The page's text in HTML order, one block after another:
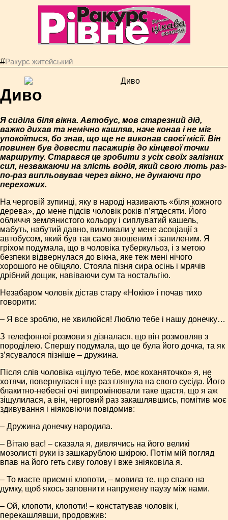
#Ракурс житейський
Диво
Я сиділа біля вікна. Автобус, мов старезний дід,
важко дихав та немічно кашляв, наче конав і не міг
упокоїтися, бо знав, що ще не виконав своєї місії. Він
повинен був довести пасажирів до кінцевої точки
маршруту. Старався це зробити з усіх своїх залізних
сил, незважаючи на злість водія, який свою лють раз-
по-раз випльовував через вікно, не думаючи про
перехожих.
На черговій зупинці, яку в народі називають «біля кожного
дерева», до мене підсів чоловік років п’ятдесяти. Його
обличчя землянистого кольору і сиплуватий кашель,
мабуть, набутий давно, викликали у мене асоціації з
автобусом, який був так само зношеним і запиленим. Я
гріхом подумала, що в чоловіка туберкульоз, і з метою
безпеки відвернулася до вікна, яке теж мені нічого
хорошого не обіцяло. Стояла пізня сира осінь і мрячів
дрібний дощик, навіваючи сум та ностальгію.
Незабаром чоловік дістав стару «Нокію» і почав тихо
говорити:
– Я все зроблю, не хвилюйся! Люблю тебе і нашу донечку…
З телефонної розмови я дізналася, що він розмовляв з
породілею. Спершу подумала, що це була його дочка, та як
з’ясувалося пізніше – дружина.
Після слів чоловіка «цілую тебе, моє коханяточко» я, не
хотячи, повернулася і ще раз глянула на свого сусіда. Його
блакитно-небесні очі випромінювали таке щастя, що я аж
зіщулилася, а він, черговий раз закашлявшись, помітив моє
здивування і ніяковіючи повідомив:
– Дружина донечку народила.
– Вітаю вас! – сказала я, дивлячись на його великі
мозолисті руки із зашкарублою шкірою. Потім мій погляд
впав на його геть сиву голову і вже зніяковіла я.
– То маєте приємні клопоти, – мовила те, що спало на
думку, щоб якось заповнити напружену паузу між нами.
– Ой, клопоти, клопоти! – констатував чоловік і,
перекашлявши, продовжив: